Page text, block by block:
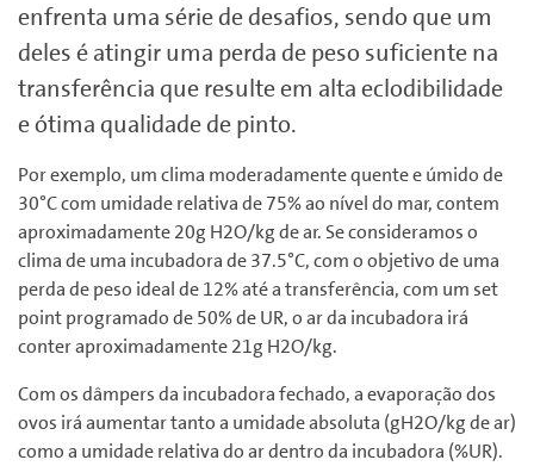
enfrenta uma série de desafios, sendo que um
deles é atingir uma perda de peso suficiente na
transferência que resulte em alta eclodibilidade
e ótima qualidade de pinto.
Por exemplo, um clima moderadamente quente e úmido de
30°C com umidade relativa de 75% ao nível do mar, contem
aproximadamente 20g H2O/kg de ar. Se consideramos o
clima de uma incubadora de 37.5°C, com o objetivo de uma
perda de peso ideal de 12% até a transferência, com um set
point programado de 50% de UR, o ar da incubadora irá
conter aproximadamente 21g H2O/kg.
Com os dâmpers da incubadora fechado, a evaporação dos
ovos irá aumentar tanto a umidade absoluta (gH2O/kg de ar)
como a umidade relativa do ar dentro da incubadora (%UR).